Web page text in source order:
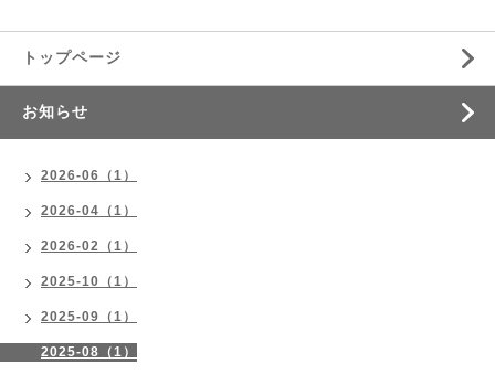
トップページ
お知らせ
2026-06（1）
2026-04（1）
2026-02（1）
2025-10（1）
2025-09（1）
2025-08（1）